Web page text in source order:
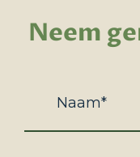
Neem
naam